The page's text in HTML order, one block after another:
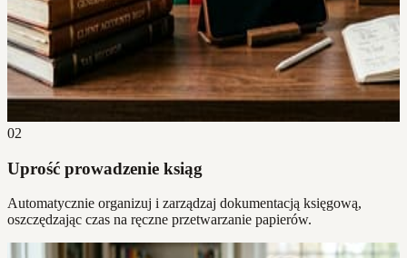
02
Uprość prowadzenie ksiąg
Automatycznie organizuj i zarządzaj dokumentacją księgową,
oszczędzając czas na ręczne przetwarzanie papierów.